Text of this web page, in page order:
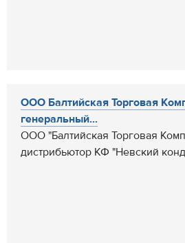
ООО Балтийская Торговая
генеральный...
ООО "Балтийская Торговая
дистрибьютор КФ "Невский